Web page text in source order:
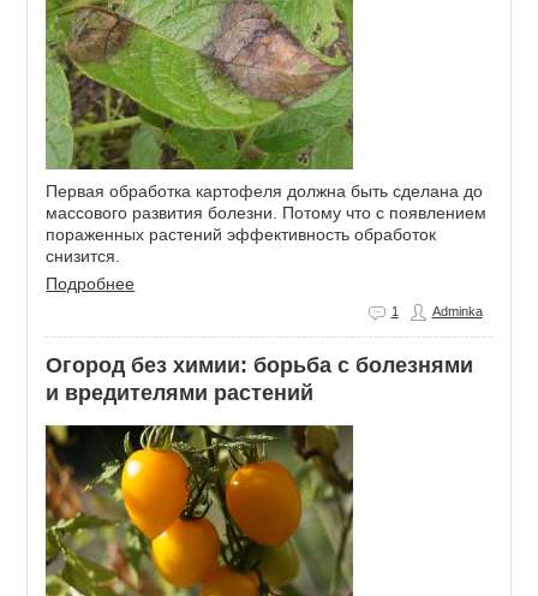
Первая обработка картофеля должна быть сделана до
массового развития болезни. Потому что с появлением
пораженных растений эффективность обработок
снизится.
Подробнее
Adminka
1
Огород без химии: борьба с болезнями
и вредителями растений